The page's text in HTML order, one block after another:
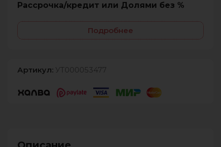
Рассрочка/кредит или Долями без %
Подробнее
Артикул: УТ000053477